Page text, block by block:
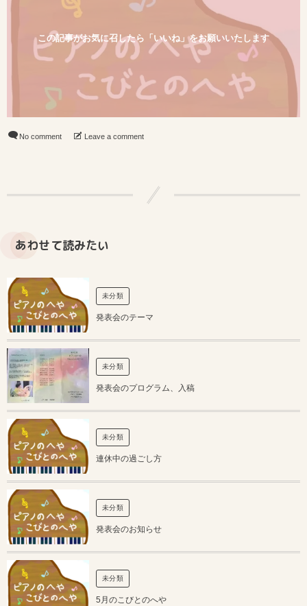
この記事がお気に召したら「いいね」をお願いいたします
No comment Leave a comment
あわせて読みたい
未分類
発表会のテーマ
未分類
発表会のプログラム、入稿
未分類
連休中の過ごし方
未分類
発表会のお知らせ
未分類
5月のこびとのへや